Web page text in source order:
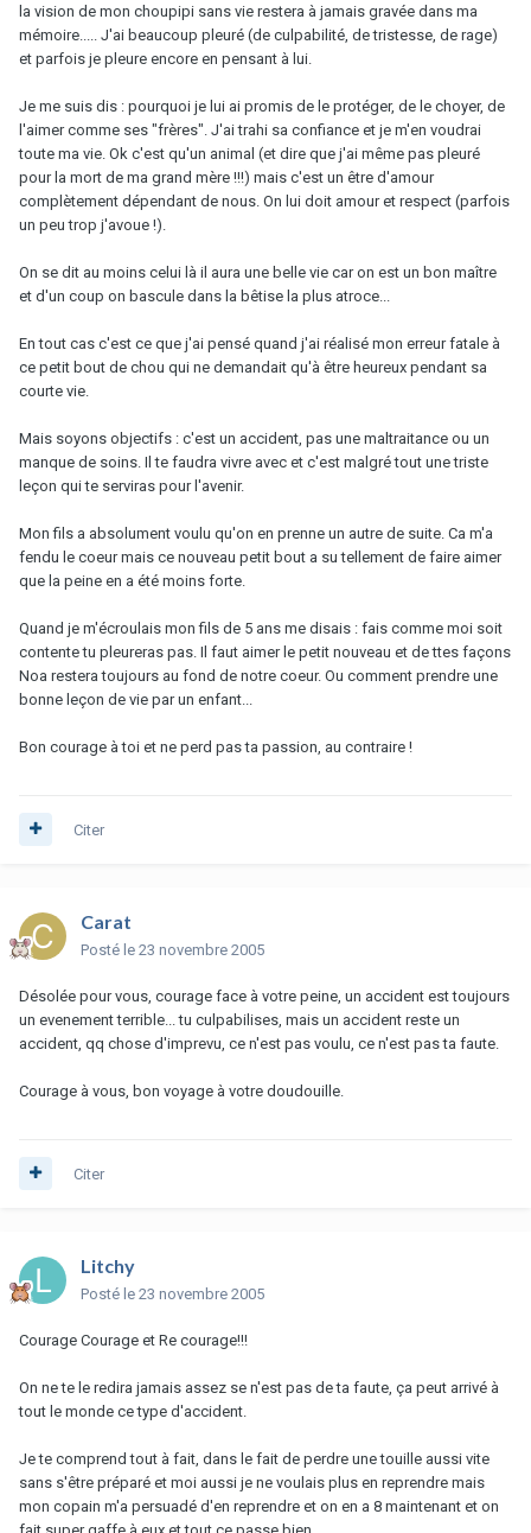
la vision de mon choupipi sans vie restera à jamais gravée dans ma
mémoire..... J'ai beaucoup pleuré (de culpabilité, de tristesse, de rage)
et parfois je pleure encore en pensant à lui.
Je me suis dis : pourquoi je lui ai promis de le protéger, de le choyer, de
l'aimer comme ses "frères". J'ai trahi sa confiance et je m'en voudrai
toute ma vie. Ok c'est qu'un animal (et dire que j'ai même pas pleuré
pour la mort de ma grand mère !!!) mais c'est un être d'amour
complètement dépendant de nous. On lui doit amour et respect (parfois
un peu trop j'avoue !).
On se dit au moins celui là il aura une belle vie car on est un bon maître
et d'un coup on bascule dans la bêtise la plus atroce...
En tout cas c'est ce que j'ai pensé quand j'ai réalisé mon erreur fatale à
ce petit bout de chou qui ne demandait qu'à être heureux pendant sa
courte vie.
Mais soyons objectifs : c'est un accident, pas une maltraitance ou un
manque de soins. Il te faudra vivre avec et c'est malgré tout une triste
leçon qui te serviras pour l'avenir.
Mon fils a absolument voulu qu'on en prenne un autre de suite. Ca m'a
fendu le coeur mais ce nouveau petit bout a su tellement de faire aimer
que la peine en a été moins forte.
Quand je m'écroulais mon fils de 5 ans me disais : fais comme moi soit
contente tu pleureras pas. Il faut aimer le petit nouveau et de ttes façons
Noa restera toujours au fond de notre coeur. Ou comment prendre une
bonne leçon de vie par un enfant...
Bon courage à toi et ne perd pas ta passion, au contraire !
Citer
Carat
Posté le 23 novembre 2005
Désolée pour vous, courage face à votre peine, un accident est toujours
un evenement terrible... tu culpabilises, mais un accident reste un
accident, qq chose d'imprevu, ce n'est pas voulu, ce n'est pas ta faute.
Courage à vous, bon voyage à votre doudouille.
Citer
Litchy
Posté le 23 novembre 2005
Courage Courage et Re courage!!!
On ne te le redira jamais assez se n'est pas de ta faute, ça peut arrivé à
tout le monde ce type d'accident.
Je te comprend tout à fait, dans le fait de perdre une touille aussi vite
sans s'être préparé et moi aussi je ne voulais plus en reprendre mais
mon copain m'a persuadé d'en reprendre et on en a 8 maintenant et on